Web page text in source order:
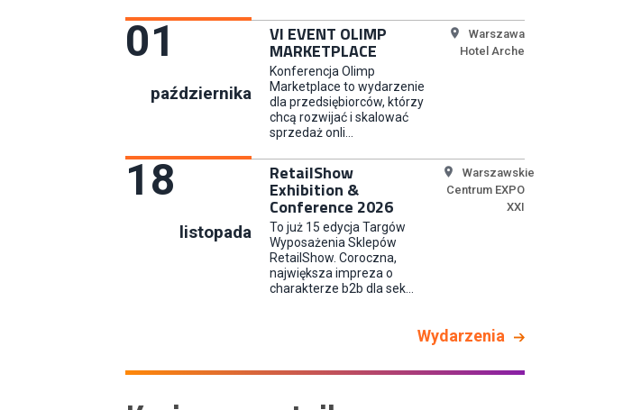
Medicine
Junior RPA Developer (k/m)
TERG S.A.
Kupiec / Kupczyni Fashion
Smyk S.A.
01
października
VI EVENT OLIMP
MARKETPLACE
Konferencja Olimp
Marketplace to wydarzenie
dla przedsiębiorców, którzy
chcą rozwijać i skalować
sprzedaż onli...
Warszawa
Hotel Arche
18
listopada
RetailShow
Exhibition &
Conference 2026
To już 15 edycja Targów
Wyposażenia Sklepów
RetailShow. Coroczna,
największa impreza o
charakterze b2b dla sek...
Warszawskie
Centrum EXPO
XXI
Wydarzenia